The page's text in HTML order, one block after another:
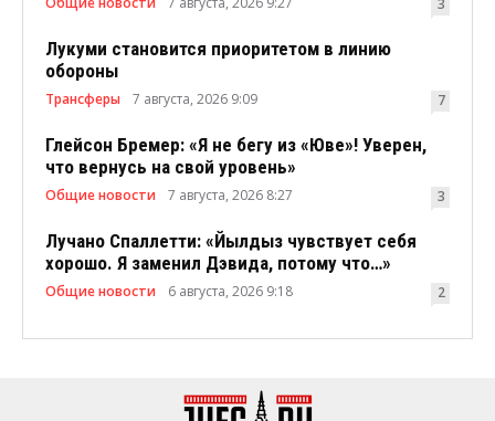
3
Лукуми становится приоритетом в линию
обороны
Трансферы 7 августа, 2026 9:09 7
Глейсон Бремер: «Я не бегу из «Юве»! Уверен,
что вернусь на свой уровень»
Общие новости 7 августа, 2026 8:27 3
Лучано Спаллетти: «Йылдыз чувствует себя
хорошо. Я заменил Дэвида, потому что…»
Общие новости 6 августа, 2026 9:18 2